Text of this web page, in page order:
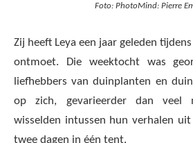
Foto: PhotoMind: Pierre
Zij heeft Leya een jaar geleden
ontmoet. Die weektocht was
liefhebbers van duinplanten en
op zich, gevarieerder dan veel
wisselden intussen hun verhalen
twee dagen in één tent.